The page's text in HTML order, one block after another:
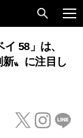
58」は、
〟に注目し